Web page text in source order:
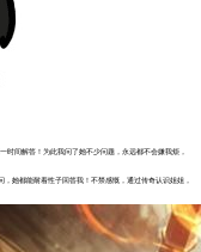
时间解答！为此我问了她不少问题，永远都不会嫌我烦，
她都能耐着性子回答我！不禁感慨，通过传奇认识姐姐，